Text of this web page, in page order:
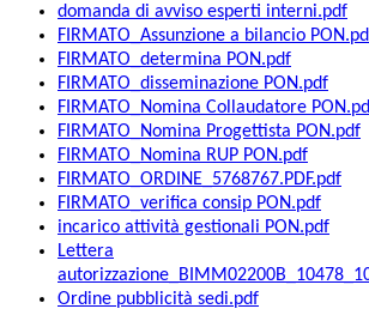
domanda di avviso esperti interni.pdf
FIRMATO_Assunzione a bilancio
FIRMATO_determina PON.pdf
FIRMATO_disseminazione PON.pdf
FIRMATO_Nomina Collaudatore
FIRMATO_Nomina Progettista PON.pdf
FIRMATO_Nomina RUP PON.pdf
FIRMATO_ORDINE_5768767.PDF.pdf
FIRMATO_verifica consip PON.pdf
incarico attività gestionali PON.pdf
Lettera
Ordine pubblicità sedi.pdf